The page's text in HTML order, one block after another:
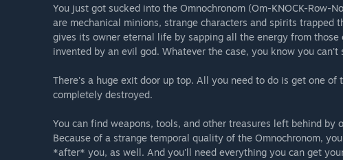
You just got sucked into the Omnochronom (Om-KNOCK-Row-
are mechanical minions, strange characters and spirits trapped
gives its owner eternal life by sapping all the energy from
invented by an evil god. Whatever the case, you know you can't
There's a huge exit door up top. All you need to do is get one
completely destroyed.
You can find weapons, tools, and other treasures left behind by
Because of a strange temporal quality of the Omnochronom,
*after* you, as well. And you'll need everything you can get